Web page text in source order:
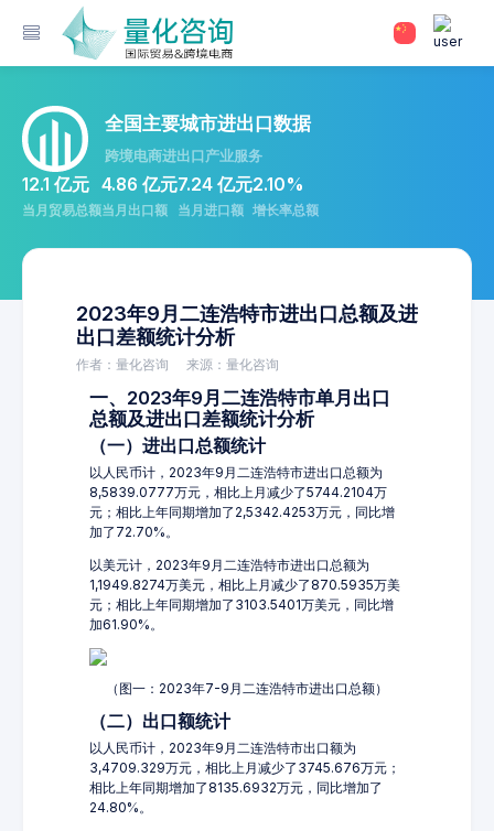
全国主要城市进出口数据
跨境电商进出口产业服务
12.1 亿元
当月贸易总额
4.86 亿元
当月出口额
7.24 亿元
当月进口额
2.10%
增长率总额
2023年9月二连浩特市进出口总额及进
出口差额统计分析
作者：量化咨询 来源：量化咨询
一、2023年9月二连浩特市单月出口
总额及进出口差额统计分析
（一）进出口总额统计
以人民币计，2023年9月二连浩特市进出口总额为
8,5839.0777万元，相比上月减少了5744.2104万
元；相比上年同期增加了2,5342.4253万元，同比增
加了72.70%。
以美元计，2023年9月二连浩特市进出口总额为
1,1949.8274万美元，相比上月减少了870.5935万美
元；相比上年同期增加了3103.5401万美元，同比增
加61.90%。
（图一：2023年7-9月二连浩特市进出口总额）
（二）出口额统计
以人民币计，2023年9月二连浩特市出口额为
3,4709.329万元，相比上月减少了3745.676万元；
相比上年同期增加了8135.6932万元，同比增加了
24.80%。